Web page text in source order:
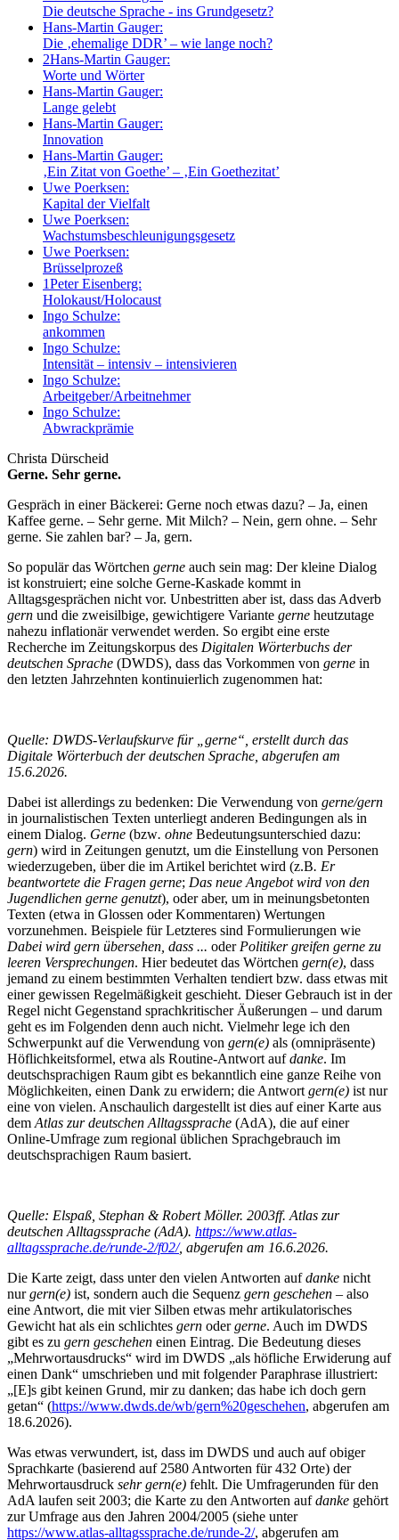
Die deutsche Sprache - ins Grundgesetz?
Hans-Martin Gauger:
Die ‚ehemalige DDR’ – wie lange noch?
2Hans-Martin Gauger:
Worte und Wörter
Hans-Martin Gauger:
Lange gelebt
Hans-Martin Gauger:
Innovation
Hans-Martin Gauger:
‚Ein Zitat von Goethe’ – ‚Ein Goethezitat’
Uwe Poerksen:
Kapital der Vielfalt
Uwe Poerksen:
Wachstumsbeschleunigungsgesetz
Uwe Poerksen:
Brüsselprozeß
1Peter Eisenberg:
Holokaust/Holocaust
Ingo Schulze:
ankommen
Ingo Schulze:
Intensität – intensiv – intensivieren
Ingo Schulze:
Arbeitgeber/Arbeitnehmer
Ingo Schulze:
Abwrackprämie
Christa Dürscheid
Gerne. Sehr gerne.
Gespräch in einer Bäckerei: Gerne noch etwas dazu? – Ja, einen
Kaffee gerne. – Sehr gerne. Mit Milch? – Nein, gern ohne. – Sehr
gerne. Sie zahlen bar? – Ja, gern.
So populär das Wörtchen gerne auch sein mag: Der kleine Dialog
ist konstruiert; eine solche Gerne-Kaskade kommt in
Alltagsgesprächen nicht vor. Unbestritten aber ist, dass das Adverb
gern und die zweisilbige, gewichtigere Variante gerne heutzutage
nahezu inflationär verwendet werden. So ergibt eine erste
Recherche im Zeitungskorpus des Digitalen Wörterbuchs der
deutschen Sprache (DWDS), dass das Vorkommen von gerne in
den letzten Jahrzehnten kontinuierlich zugenommen hat:
Quelle: DWDS-Verlaufskurve für „gerne“, erstellt durch das
Digitale Wörterbuch der deutschen Sprache, abgerufen am
15.6.2026.
Dabei ist allerdings zu bedenken: Die Verwendung von gerne/gern
in journalistischen Texten unterliegt anderen Bedingungen als in
einem Dialog. Gerne (bzw. ohne Bedeutungsunterschied dazu:
gern) wird in Zeitungen genutzt, um die Einstellung von Personen
wiederzugeben, über die im Artikel berichtet wird (z.B. Er
beantwortete die Fragen gerne; Das neue Angebot wird von den
Jugendlichen gerne genutzt), oder aber, um in meinungsbetonten
Texten (etwa in Glossen oder Kommentaren) Wertungen
vorzunehmen. Beispiele für Letzteres sind Formulierungen wie
Dabei wird gern übersehen, dass ... oder Politiker greifen gerne zu
leeren Versprechungen. Hier bedeutet das Wörtchen gern(e), dass
jemand zu einem bestimmten Verhalten tendiert bzw. dass etwas mit
einer gewissen Regelmäßigkeit geschieht. Dieser Gebrauch ist in der
Regel nicht Gegenstand sprachkritischer Äußerungen – und darum
geht es im Folgenden denn auch nicht. Vielmehr lege ich den
Schwerpunkt auf die Verwendung von gern(e) als (omnipräsente)
Höflichkeitsformel, etwa als Routine-Antwort aufdanke. Im
deutschsprachigen Raum gibt es bekanntlich eine ganze Reihe von
Möglichkeiten, einen Dank zu erwidern; die Antwort gern(e) ist nur
eine von vielen. Anschaulich dargestellt ist dies auf einer Karte aus
dem Atlas zur deutschen Alltagssprache (AdA), die auf einer
Online-Umfrage zum regional üblichen Sprachgebrauch im
deutschsprachigen Raum basiert.
Quelle: Elspaß, Stephan & Robert Möller. 2003ff. Atlas zur
deutschen Alltagssprache (AdA). https://www.atlas-
alltagssprache.de/runde-2/f02/, abgerufen am 16.6.2026.
Die Karte zeigt, dass unter den vielen Antworten aufdanke nicht
nurgern(e) ist, sondern auch die Sequenz gern geschehen – also
eine Antwort, die mit vier Silben etwas mehr artikulatorisches
Gewicht hat als ein schlichtes gern odergerne. Auch im DWDS
gibt es zu gern geschehen einen Eintrag. Die Bedeutung dieses
„Mehrwortausdrucks“ wird im DWDS „als höfliche Erwiderung auf
einen Dank“ umschrieben und mit folgender Paraphrase illustriert:
„[E]s gibt keinen Grund, mir zu danken; das habe ich doch gern
getan“ (https://www.dwds.de/wb/gern%20geschehen, abgerufen am
18.6.2026).
Was etwas verwundert, ist, dass im DWDS und auch auf obiger
Sprachkarte (basierend auf 2580 Antworten für 432 Orte) der
Mehrwortausdruck sehr gern(e) fehlt. Die Umfragerunden für den
AdA laufen seit 2003; die Karte zu den Antworten aufdanke gehört
zur Umfrage aus den Jahren 2004/2005 (siehe unter
https://www.atlas-alltagssprache.de/runde-2/, abgerufen am